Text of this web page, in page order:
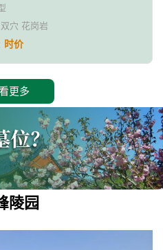
穴 花岗岩
时价
更多
陵园